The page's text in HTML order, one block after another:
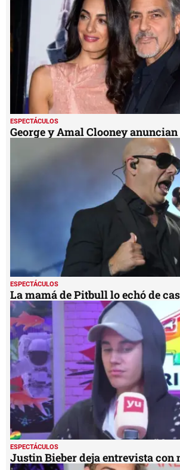
seconds
ESPECTÁCULOS
George y Amal Clooney
ESPECTÁCULOS
La mamá de Pitbull lo echó de
ESPECTÁCULOS
Justin Bieber deja entrevista con